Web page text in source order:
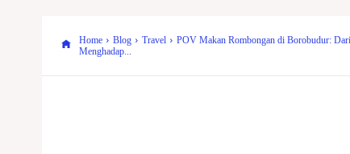
Home Blog Travel
POV Makan Rombongan di Borobudur:
Menghadap...